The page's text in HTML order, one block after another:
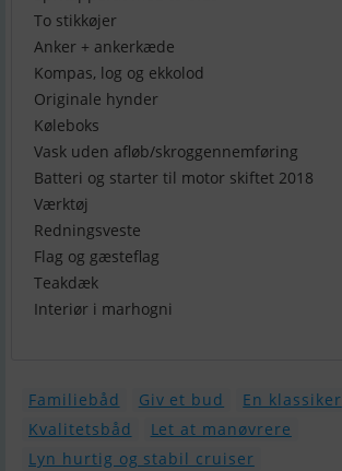
To stikkøjer
Anker + ankerkæde
Kompas, log og ekkolod
Originale hynder
Køleboks
Vask uden afløb/skroggennemføring
Batteri og starter til motor skiftet 2018
Værktøj
Redningsveste
Flag og gæsteflag
Teakdæk
Interiør i marhogni
Familiebåd Giv et bud
En klassiker
Kvalitetsbåd
Let at manøvrere
Lyn hurtig og stabil cruiser